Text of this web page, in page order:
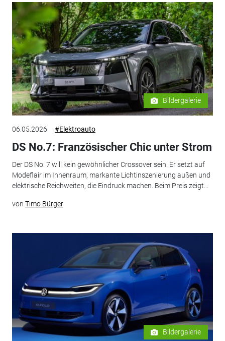
Bildergalerie
06.05.2026 #Elektroauto
DS No.7: Französischer Chic unter Strom
Der DS No. 7 will kein gewöhnlicher Crossover sein. Er setzt auf
Modeflair im Innenraum, markante Lichtinszenierung außen und
elektrische Reichweiten, die Eindruck machen. Beim Preis zeigt...
von Timo Bürger
Bildergalerie